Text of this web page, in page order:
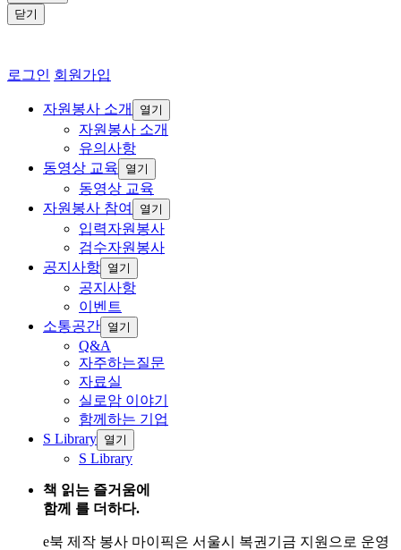
닫기
로그인 회원가입
자원봉사 소개 열기
자원봉사 소개
유의사항
동영상 교육
열기
동영상 교육
자원봉사 참여
열기
입력자원봉사
검수자원봉사
공지사항 열기
공지사항
이벤트
소통공간 열기
Q&A
자주하는질문
자료실
실로암 이야기
함께하는 기업
S Library 열기
S Library
책 읽는 즐거움에
함께 를 더하다.
e북 제작 봉사 마이픽은 서울시 복권기금 지원으로 운영